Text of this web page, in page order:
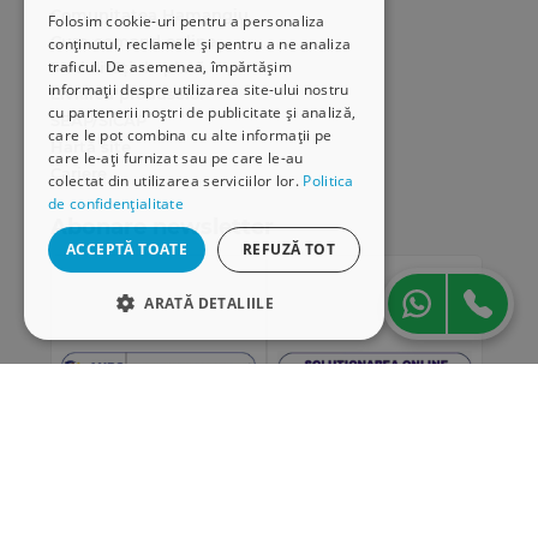
Folosim cookie-uri pentru a personaliza
conținutul, reclamele și pentru a ne analiza
traficul. De asemenea, împărtășim
informații despre utilizarea site-ului nostru
cu partenerii noștri de publicitate și analiză,
care le pot combina cu alte informații pe
care le-ați furnizat sau pe care le-au
colectat din utilizarea serviciilor lor. Politica
de confidențialitate
ACCEPTĂ TOATE REFUZĂ TOT
ARATĂ DETALIILE
STRICT NECESARE
Comunitatea Hamangiu
Cum comand online
Modalități de plată
Livrarea produselor
SEAP/SICAP
Hartă site
Cariere
Abonare newsletter